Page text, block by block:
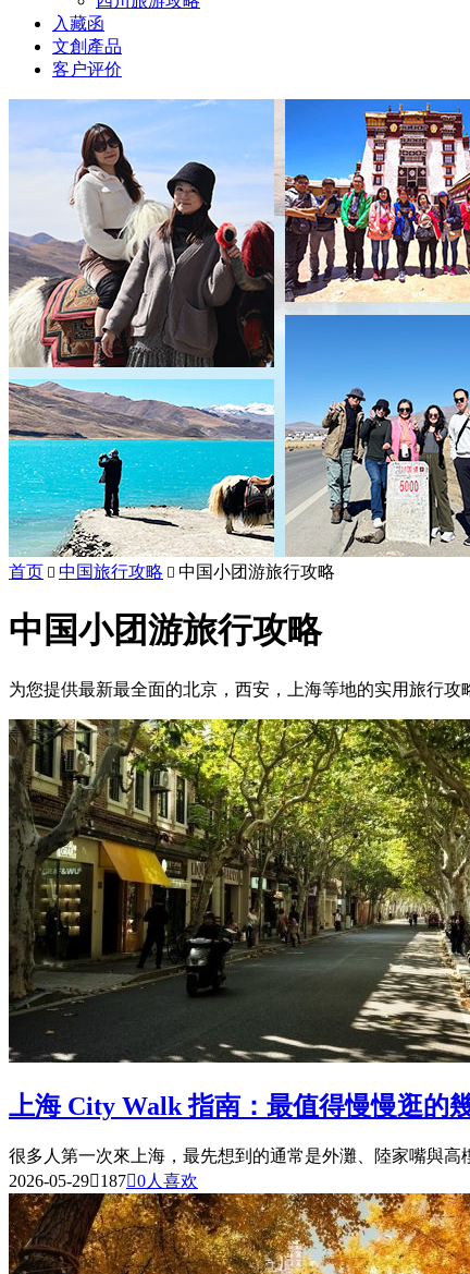
入藏函
文創產品
客户评价
首页  中国旅行攻略  中国小团游旅行攻略
中国小团游旅行攻略
为您提供最新最全面的北京，西安，上海等地的实用旅行
上海 City Walk 指南：最值得慢慢逛的
很多人第一次來上海，最先想到的通常是外灘、陸家嘴與
2026-05-291870人喜欢